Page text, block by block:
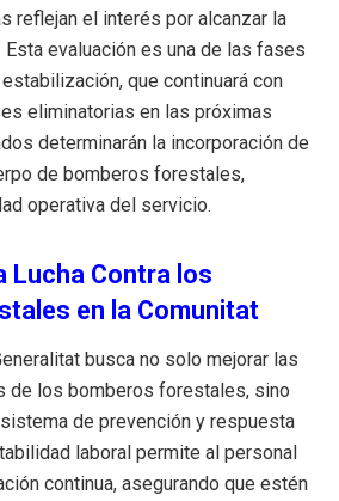
reflejan el interés por alcanzar la
Esta evaluación es una de las fases
que continuará con
eliminatorias en las próximas
determinarán la incorporación de
de bomberos forestales,
operativa del servicio.
Lucha Contra los
en la Comunitat
busca no solo mejorar las
de los bomberos forestales, sino
de prevención y respuesta
laboral permite al personal
continua, asegurando que estén